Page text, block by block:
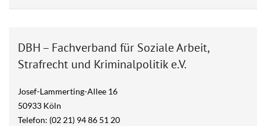
DBH – Fachverband für Soziale Arbeit,
Strafrecht und Kriminalpolitik e.V.
Josef-Lammerting-Allee 16
50933 Köln
Telefon: (02 21) 94 86 51 20